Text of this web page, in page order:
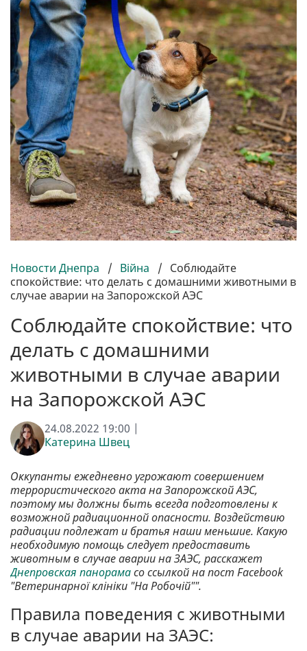
Новости Днепра / Війна / Соблюдайте
спокойствие: что делать с домашними животными в
случае аварии на Запорожской АЭС
Соблюдайте спокойствие: что
делать с домашними
животными в случае аварии
на Запорожской АЭС
24.08.2022 19:00 |
Катерина Швец
Оккупанты ежедневно угрожают совершением
террористического акта на Запорожской АЭС,
поэтому мы должны быть всегда подготовлены к
возможной радиационной опасности. Воздействию
радиации подлежат и братья наши меньшие. Какую
необходимую помощь следует предоставить
животным в случае аварии на ЗАЭС, расскажет
Днепровская панорамасо ссылкой на пост Facebook
"Ветеринарної клініки "На Робочій"".
Правила поведения с животными
в случае аварии на ЗАЭС: